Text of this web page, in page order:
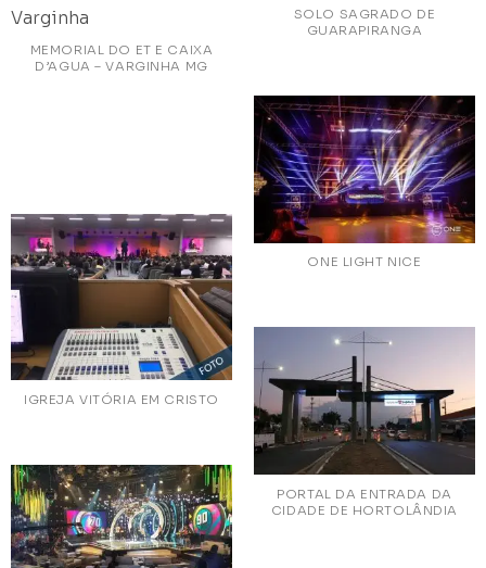
SOLO SAGRADO DE
GUARAPIRANGA
MEMORIAL DO ET E CAIXA
D’AGUA – VARGINHA MG
ONE LIGHT NICE
IGREJA VITÓRIA EM CRISTO
PORTAL DA ENTRADA DA
CIDADE DE HORTOLÂNDIA